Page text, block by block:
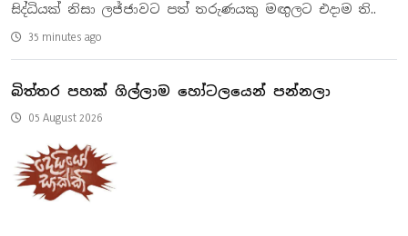
සිද්ධියක් නිසා ලජ්ජාවට පත් තරුණයකු මඟු‍ලට එදාම ති..
35 minutes ago
බිත්තර පහක් ගිල්ලාම හෝටලයෙන් පන්නලා
05 August 2026